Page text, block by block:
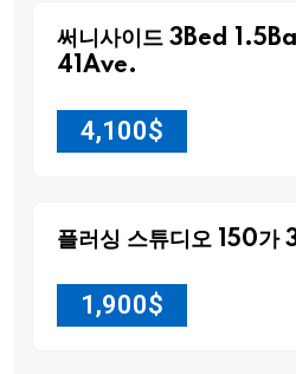
써니사이드 3Bed
41Ave.
4,100$
플러싱 스튜디오 150가
1,900$